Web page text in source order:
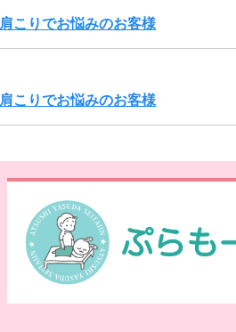
肩こりでお悩みのお客様
肩こりでお悩みのお客様